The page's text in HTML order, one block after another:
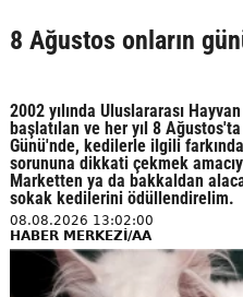
8 Ağustos onların
2002 yılında Uluslararası
başlatılan ve her yıl 8
Günü'nde, kedilerle ilgili
sorununa dikkati çekmek
Marketten ya da bakkaldan
sokak kedilerini ödüllendirelim.
08.08.2026 13:02:00
HABER MERKEZİ/AA